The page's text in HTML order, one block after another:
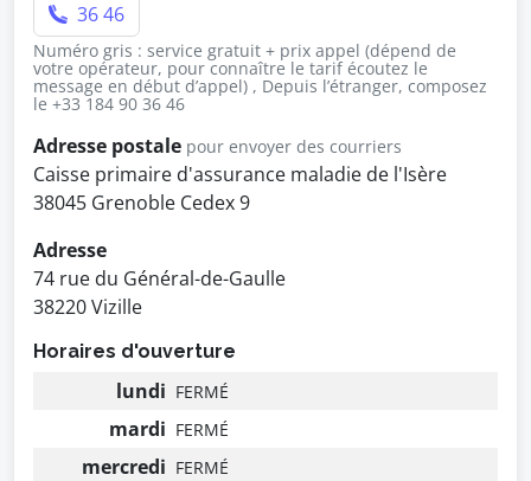
36 46
Numéro gris : service gratuit + prix appel (dépend de
votre opérateur, pour connaître le tarif écoutez le
message en début d’appel) , Depuis l’étranger, composez
le +33 184 90 36 46
Adresse postale pour envoyer des courriers
Caisse primaire d'assurance maladie de l'Isère
38045 Grenoble Cedex 9
Adresse
74 rue du Général-de-Gaulle
38220 Vizille
Horaires d'ouverture
lundi FERMÉ
mardi FERMÉ
mercredi FERMÉ